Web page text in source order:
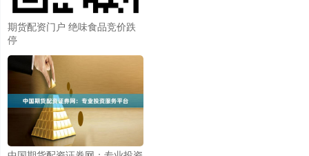
期货配资门户 绝味食品竞价跌
停